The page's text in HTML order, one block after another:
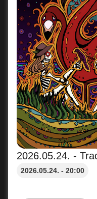
2026.05.24. -
2026.05.24. - 20:00